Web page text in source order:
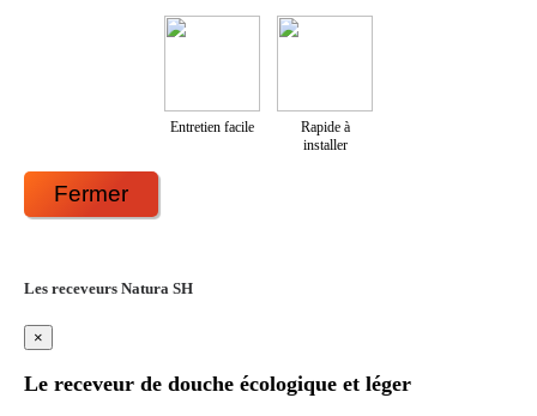
Entretien facile
Rapide à
installer
Fermer
Les receveurs Natura SH
×
Le receveur de douche écologique et léger